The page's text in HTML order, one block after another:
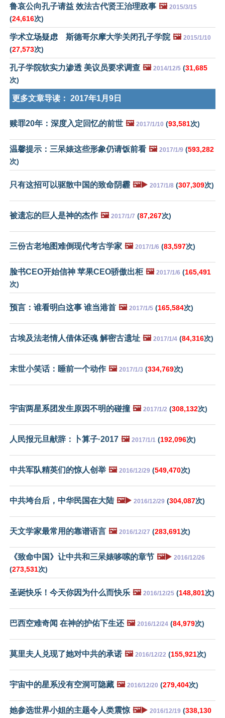
鲁哀公向孔子请益 效法古代贤王治理政事 🖼️ 2015/3/15
(24,616次)
学术立场疑虑 斯德哥尔摩大学关闭孔子学院 🖼️ 2015/1/10
(27,573次)
孔子学院软实力渗透 美议员要求调查 🖼️ 2014/12/5 (31,685
次)
更多文章导读： 2017年1月9日
赎罪20年：深度入定回忆的前世 🖼️ 2017/1/10 (93,581次)
温馨提示：三呆婊这些形象仍请饭前看 🖼️ 2017/1/9 (593,282
次)
只有这招可以驱散中国的致命阴霾 🖼️▶️ 2017/1/8 (307,309次)
被遗忘的巨人是神的杰作 🖼️ 2017/1/7 (87,267次)
三份古老地图难倒现代考古学家 🖼️ 2017/1/6 (83,597次)
脸书CEO开始信神 苹果CEO骄傲出柜 🖼️ 2017/1/6 (165,491
次)
预言：谁看明白这事 谁当港首 🖼️ 2017/1/5 (165,584次)
古埃及法老情人借体还魂 解密古遗址 🖼️ 2017/1/4 (84,316次)
末世小笑话：睡前一个动作 🖼️ 2017/1/3 (334,769次)
宇宙两星系团发生原因不明的碰撞 🖼️ 2017/1/2 (308,132次)
人民报元旦献辞：卜算子·2017 🖼️ 2017/1/1 (192,096次)
中共军队精英们的惊人创举 🖼️ 2016/12/29 (549,470次)
中共垮台后，中华民国在大陆 🖼️▶️ 2016/12/29 (304,087次)
天文学家最常用的靠谱语言 🖼️ 2016/12/27 (283,691次)
《致命中国》让中共和三呆婊哆嗦的章节 🖼️▶️ 2016/12/26
(273,531次)
圣诞快乐！今天你因为什么而快乐 🖼️ 2016/12/25 (148,801次)
巴西空难奇闻 在神的护佑下生还 🖼️ 2016/12/24 (84,979次)
莫里夫人兑现了她对中共的承诺 🖼️ 2016/12/22 (155,921次)
宇宙中的星系没有空洞可隐藏 🖼️ 2016/12/20 (279,404次)
她参选世界小姐的主题令人类震惊 🖼️▶️ 2016/12/19 (338,130